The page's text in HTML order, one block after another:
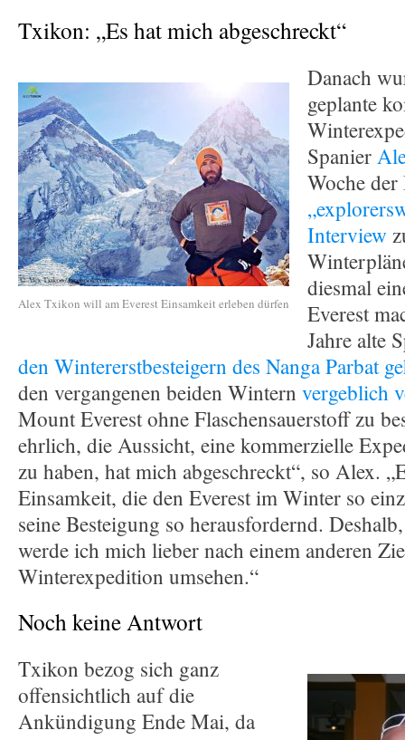
Txikon: „Es hat mich abgeschreckt“
Alex Txikon will am Everest Einsamkeit erleben dürfen
Danach
geplante
Spanier
Woche
Interview
diesmal
Everest
Jahre alte
den Wintererstbesteigern des Nanga Parbat
den vergangenen beiden Wintern vergeblich
Mount Everest ohne Flaschensauerstoff zu
ehrlich, die Aussicht, eine kommerzielle
zu haben, hat mich abgeschreckt“, so Alex.
Einsamkeit, die den Everest im Winter so
seine Besteigung so herausfordernd.
werde ich mich lieber nach einem anderen
Winterexpedition umsehen.“
Noch keine Antwort
Txikon bezog sich ganz
offensichtlich auf die
Ankündigung Ende Mai, da